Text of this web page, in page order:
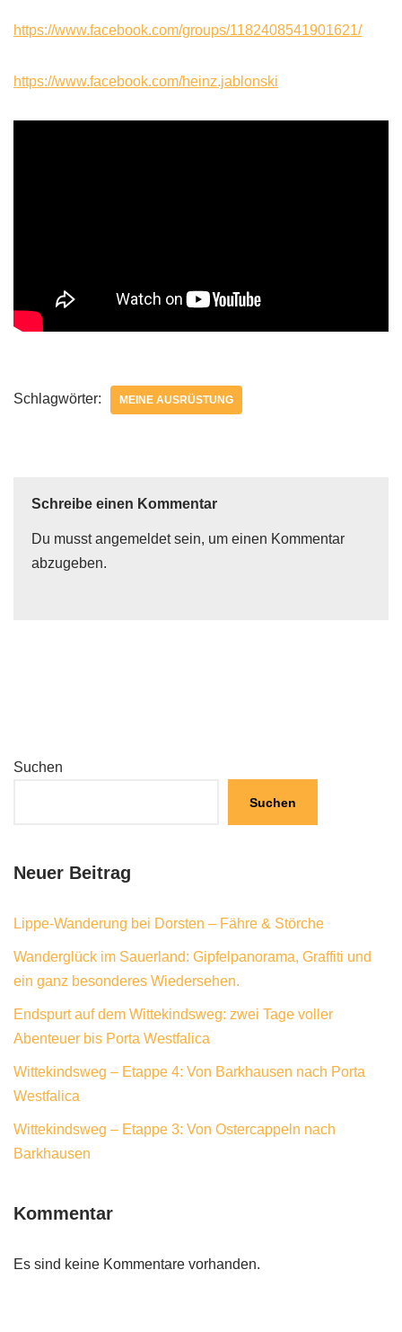
https://www.facebook.com/groups/1182408541901621/
https://www.facebook.com/heinz.jablonski
Schlagwörter: MEINE AUSRÜSTUNG
Schreibe einen Kommentar
Du musstangemeldetsein, um einen Kommentar
abzugeben.
Suchen
Suchen
Neuer Beitrag
Lippe-Wanderung bei Dorsten – Fähre & Störche
Wanderglück im Sauerland: Gipfelpanorama, Graffiti und
ein ganz besonderes Wiedersehen.
Endspurt auf dem Wittekindsweg: zwei Tage voller
Abenteuer bis Porta Westfalica
Wittekindsweg – Etappe 4: Von Barkhausen nach Porta
Westfalica
Wittekindsweg – Etappe 3: Von Ostercappeln nach
Barkhausen
Kommentar
Es sind keine Kommentare vorhanden.